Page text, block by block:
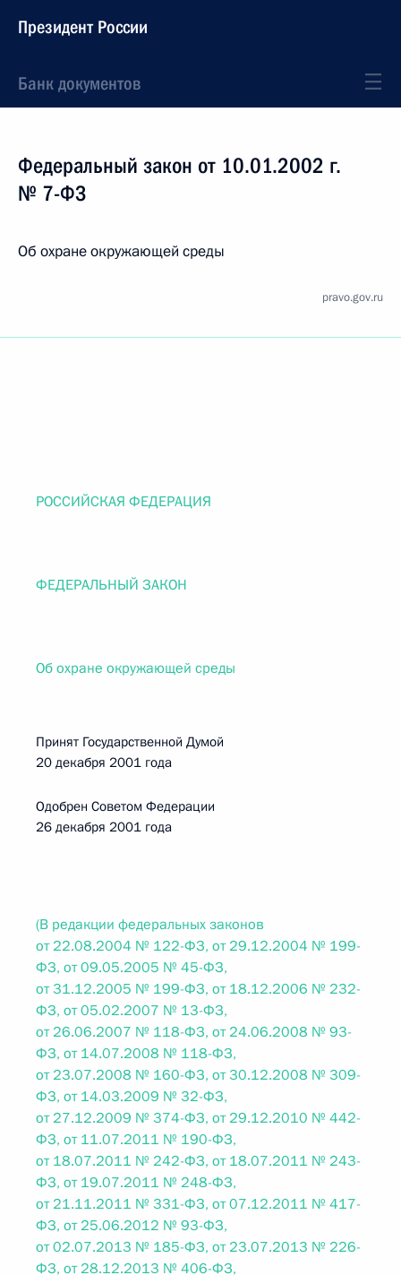
Президент России
Банк документов
Федеральный закон от 10.01.2002 г.
№ 7-ФЗ
Об охране окружающей среды
pravo.gov.ru
РОССИЙСКАЯ ФЕДЕРАЦИЯ
ФЕДЕРАЛЬНЫЙ ЗАКОН
Об охране окружающей среды
Принят Государственной Думой
20 декабря 2001 года
Одобрен Советом Федерации
26 декабря 2001 года
(В редакции федеральных законов
от 22.08.2004 № 122-ФЗ, от 29.12.2004 № 199-
ФЗ, от 09.05.2005 № 45-ФЗ,
от 31.12.2005 № 199-ФЗ, от 18.12.2006 № 232-
ФЗ, от 05.02.2007 № 13-ФЗ,
от 26.06.2007 № 118-ФЗ, от 24.06.2008 № 93-
ФЗ, от 14.07.2008 № 118-ФЗ,
от 23.07.2008 № 160-ФЗ, от 30.12.2008 № 309-
ФЗ, от 14.03.2009 № 32-ФЗ,
от 27.12.2009 № 374-ФЗ, от 29.12.2010 № 442-
ФЗ, от 11.07.2011 № 190-ФЗ,
от 18.07.2011 № 242-ФЗ, от 18.07.2011 № 243-
ФЗ, от 19.07.2011 № 248-ФЗ,
от 21.11.2011 № 331-ФЗ, от 07.12.2011 № 417-
ФЗ, от 25.06.2012 № 93-ФЗ,
от 02.07.2013 № 185-ФЗ, от 23.07.2013 № 226-
ФЗ, от 28.12.2013 № 406-ФЗ,